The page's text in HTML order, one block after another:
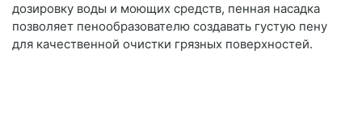
дозировку воды и моющих средств, пенная насадка
позволяет пенообразователю создавать густую пену
для качественной очистки грязных поверхностей.